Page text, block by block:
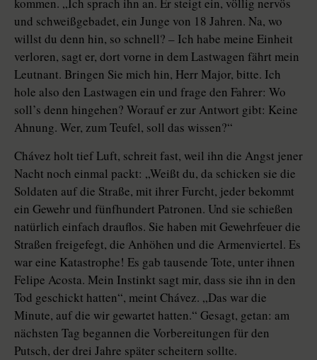
kommen. „Ich sprach ihn an. Er steigt ein, völlig nervös
und schweißgebadet, ein Junge von 18 Jahren. Na, wo
willst du denn hin, so schnell? – Ich habe meine Einheit
verloren, sagt er, dort vorne in dem Lastwagen fährt mein
Leutnant. Bringen Sie mich hin, Herr Major, bitte. Ich
hole also den Lastwagen ein und frage den Fahrer: Wo
soll’s denn hingehen? Worauf er zur Antwort gibt: Keine
Ahnung. Wer, zum Teufel, soll das wissen?“
Chávez holt tief Luft, schreit fast, weil ihn die Angst jener
Nacht noch einmal packt: „Weißt du, da schicken sie die
Soldaten auf die Straße, mit ihrer Furcht, jeder bekommt
ein Gewehr und fünfhundert Patronen. Und sie schießen
natürlich einfach drauflos. Sie haben mit Gewehrfeuer die
Straßen freigefegt, die Anhöhen und die Armenviertel. Es
war eine Katastrophe! Es gab tausende Tote, unter ihnen
Felipe Acosta. Mein Instinkt sagt mir, dass sie ihn in den
Tod geschickt hatten“, meint Chávez. „Das war die
Minute, auf die wir gewartet hatten.“ Gesagt, getan: am
nächsten Tag begannen die Vorbereitungen für den
Putsch, der drei Jahre später scheitern sollte.